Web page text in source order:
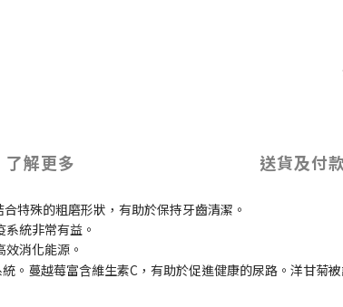
了解更多 送貨及付
特殊的粗磨形狀，有助於保持牙齒清潔。
統非常有益。
消化能源。
蔓越莓富含維生素C，有助於促進健康的尿路。洋甘菊被